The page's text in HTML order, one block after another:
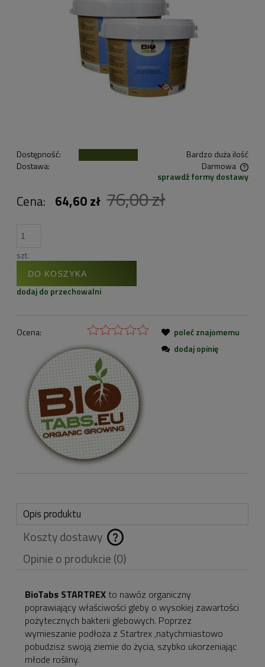
Dostępność:
Bardzo duża ilość
Dostawa:
Darmowa
Cena nie zawiera ewentualnych kosztów płatnościsprawdź formy dostawy
Cena: 64,60 zł 76,00 zł
szt.
DO KOSZYKA
dodaj do przechowalni
Ocena:
poleć znajomemu
dodaj opinię
Opis produktu
Koszty dostawy
Cena nie zawiera
ewentualnych kosztów
płatności
Opinie o produkcie (0)
BioTabs STARTREX to nawóz organiczny
poprawiający właściwości gleby o wysokiej zawartości
pożytecznych bakterii glebowych. Poprzez
wymieszanie podłoża z Startrex ,natychmiastowo
pobudzisz swoją ziemie do życia, szybko ukorzeniając
młode rośliny.